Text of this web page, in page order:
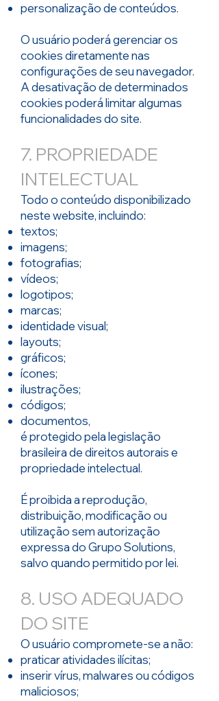
personalização de conteúdos.
O usuário poderá gerenciar os
cookies diretamente nas
configurações de seu navegador.
A desativação de determinados
cookies poderá limitar algumas
funcionalidades do site.
7. PROPRIEDADE
INTELECTUAL
Todo o conteúdo disponibilizado
neste website, incluindo:
textos;
imagens;
fotografias;
vídeos;
logotipos;
marcas;
identidade visual;
layouts;
gráficos;
ícones;
ilustrações;
códigos;
documentos,
é protegido pela legislação
brasileira de direitos autorais e
propriedade intelectual.
É proibida a reprodução,
distribuição, modificação ou
utilização sem autorização
expressa do Grupo Solutions,
salvo quando permitido por lei.
8. USO ADEQUADO
DO SITE
O usuário compromete-se a não:
praticar atividades ilícitas;
inserir vírus, malwares ou códigos
maliciosos;